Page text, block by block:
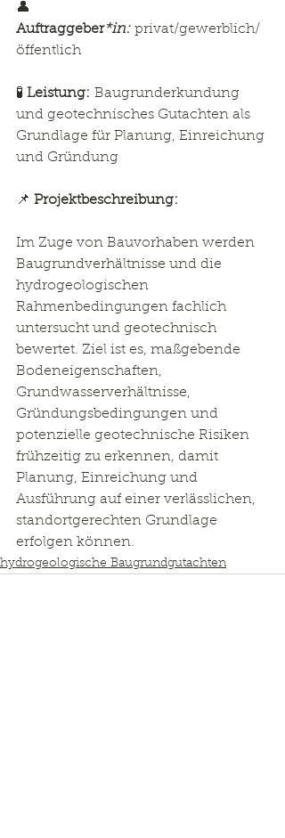
👤
Auftraggeber*in: privat/gewerblich/
öffentlich
🧪 Leistung: Baugrunderkundung
und geotechnisches Gutachten als
Grundlage für Planung, Einreichung
und Gründung
📌 Projektbeschreibung:
Im Zuge von Bauvorhaben werden
Baugrundverhältnisse und die
hydrogeologischen
Rahmenbedingungen fachlich
untersucht und geotechnisch
bewertet. Ziel ist es, maßgebende
Bodeneigenschaften,
Grundwasserverhältnisse,
Gründungsbedingungen und
potenzielle geotechnische Risiken
frühzeitig zu erkennen, damit
Planung, Einreichung und
Ausführung auf einer verlässlichen,
standortgerechten Grundlage
erfolgen können.
hydrogeologische Baugrundgutachten